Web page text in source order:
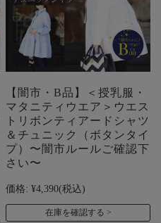
【闇市・B品】＜授乳服・
マタニティウエア＞ウエス
トリボンティアードシャツ
＆チュニック（ボタンタイ
プ）〜闇市ルールご確認下
さい〜
価格: ¥4,390(税込)
在庫を確認する